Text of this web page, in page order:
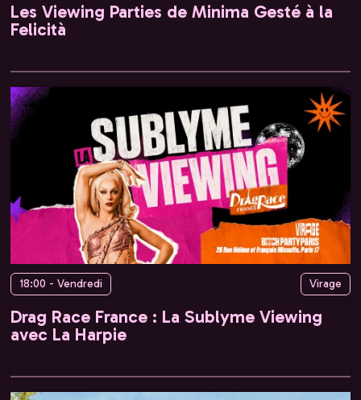
Les Viewing Parties de Minima Gesté à la
Felicità
18:00 - Vendredi Virage
Drag Race France : La Sublyme Viewing
avec La Harpie